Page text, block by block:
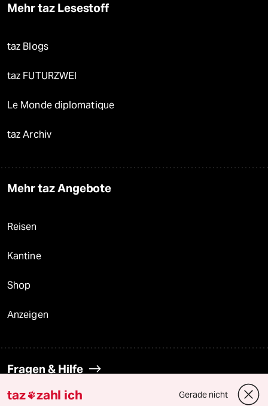
Mehr taz Lesestoff
taz Blogs
taz FUTURZWEI
Le Monde diplomatique
taz Archiv
Mehr taz Angebote
Reisen
Kantine
Shop
Anzeigen
Fragen & Hilfe
taz zahl ich Gerade nicht